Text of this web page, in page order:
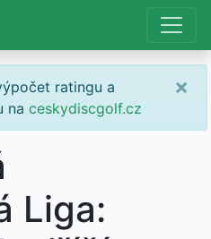
ratingu a
na ceskydiscgolf.cz
×
Liga: